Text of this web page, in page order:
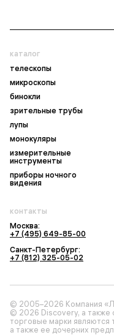
каталог
телескопы
микроскопы
бинокли
зрительные трубы
лупы
монокуляры
измерительные
инструменты
приборы ночного
видения
контакты
Москва:
+7 (495) 649-85-00
Санкт-Петербург:
+7 (812) 325-05-02
© 2005–2026 Компания
© 2026 Discovery, а также
торговые марки являются
а также ее дочерних